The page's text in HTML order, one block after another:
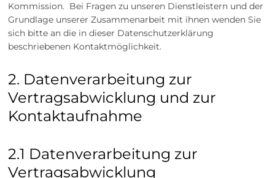
Kommission. Bei Fragen zu unseren Dienstleistern und der
Grundlage unserer Zusammenarbeit mit ihnen wenden Sie
sich bitte an die in dieser Datenschutzerklärung
beschriebenen Kontaktmöglichkeit.
2. Datenverarbeitung zur
Vertragsabwicklung und zur
Kontaktaufnahme
2.1 Datenverarbeitung zur
Vertragsabwicklung